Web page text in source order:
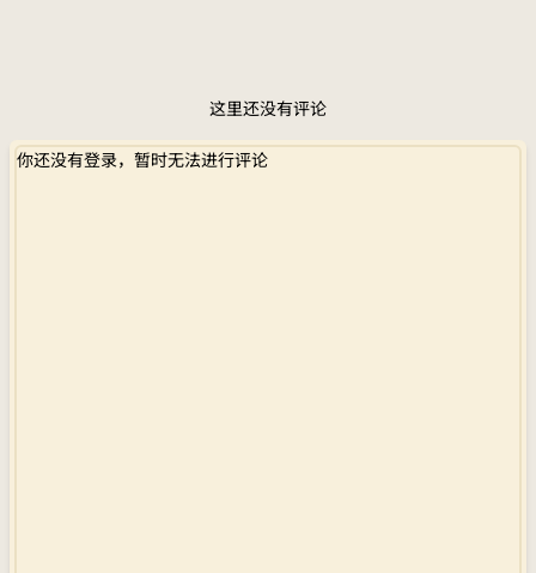
这里还没有评论
你还没有登录，暂时无法进行评论